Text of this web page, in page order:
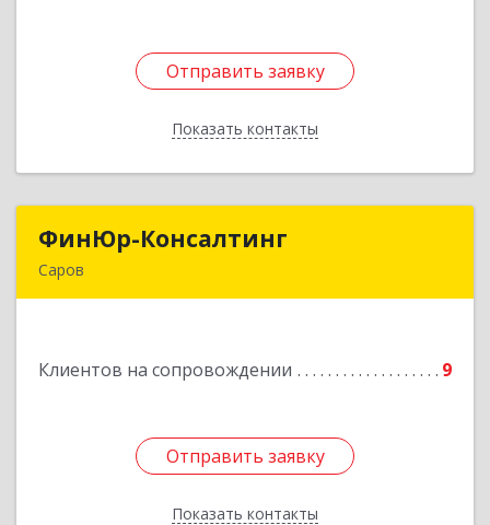
Отправить заявку
Показать контакты
Отправить заявку
Назад
ФинЮр-Консалтинг
Саров
Клиентов на сопровождении 9
Отправить заявку
Показать контакты
ФинЮр-Консалтинг
Подробнее
Отправить заявку
Назад